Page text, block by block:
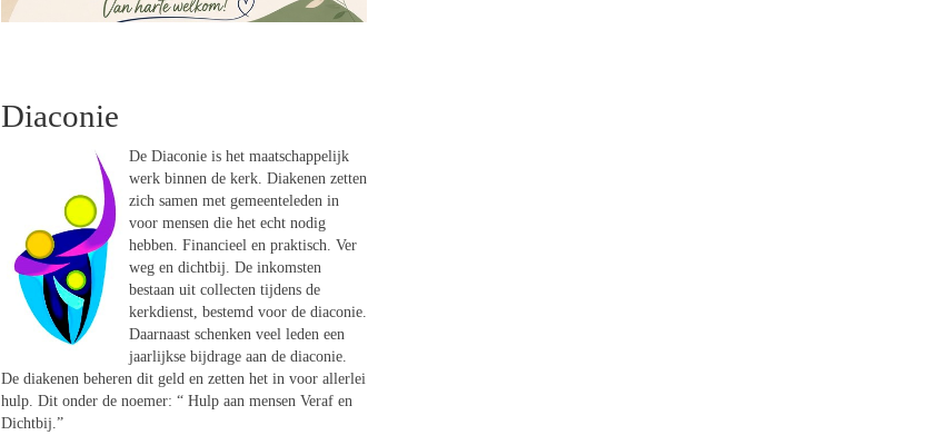
Diaconie
De Diaconie is het maatschappelijk
werk binnen de kerk. Diakenen zetten
zich samen met gemeenteleden in
voor mensen die het echt nodig
hebben. Financieel en praktisch. Ver
weg en dichtbij. De inkomsten
bestaan uit collecten tijdens de
kerkdienst, bestemd voor de diaconie.
Daarnaast schenken veel leden een
jaarlijkse bijdrage aan de diaconie.
De diakenen beheren dit geld en zetten het in voor allerlei
hulp. Dit onder de noemer: “ Hulp aan mensen Veraf en
Dichtbij.”